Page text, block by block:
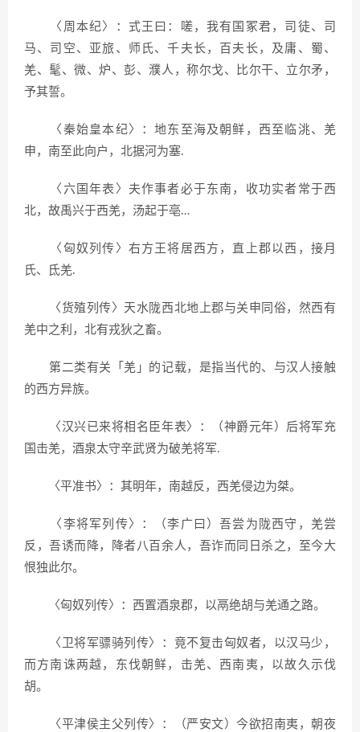
〈周本纪〉：式王曰：嗟，我有国冢君，司徒、司
马、司空、亚旅、师氏、千夫长，百夫长，及庸、蜀、
羌、髦、微、炉、彭、濮人，称尔戈、比尔干、立尔矛，
予其誓。
〈秦始皇本纪〉：地东至海及朝鲜，西至临洮、羌
申，南至此向户，北据河为塞.
〈六国年表〉夫作事者必于东南，收功实者常于西
北，故禹兴于西羌，汤起于亳…
〈匈奴列传〉右方王将居西方，直上郡以西，接月
氏、氐羌.
〈货殖列传〉天水陇西北地上郡与关申同俗，然西有
羌中之利，北有戎狄之畜。
第二类有关「羌」的记载，是指当代的、与汉人接触
的西方异族。
〈汉兴已来将相名臣年表〉：（神爵元年）后将军充
国击羌，酒泉太守辛武贤为破羌将军.
〈平准书〉：其明年，南越反，西羌侵边为桀。
〈李将军列传〉：（李广曰）吾尝为陇西守，羌尝
反，吾诱而降，降者八百余人，吾诈而同日杀之，至今大
恨独此尔。
〈匈奴列传〉：西置酒泉郡，以鬲绝胡与羌通之路。
〈卫将军骠骑列传〉：竟不复击匈奴者，以汉马少，
而方南诛两越，东伐朝鲜，击羌、西南夷，以故久示伐
胡。
〈平津侯主父列传〉：（严安文）今欲招南夷，朝夜